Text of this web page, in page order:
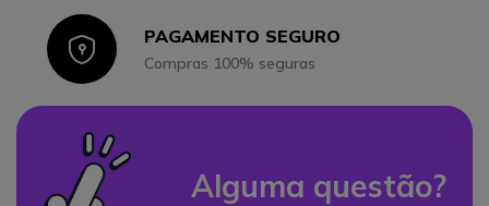
IconPAGAMENTO SEGURO
Compras 100% seguras
Alguma questão?